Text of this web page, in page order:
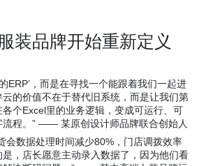
装品牌开始重新定义
ERP’，而是在寻找一个能跟着我们一起进
的价值不在于替代旧系统，而是让我们第
个Excel里的业务逻辑，变成可运行、可
流程。” —— 某原创设计师品牌联合创始人
会数据处理时间减少80%，门店调拨效率
，店长愿意主动录入数据了，因为他们看